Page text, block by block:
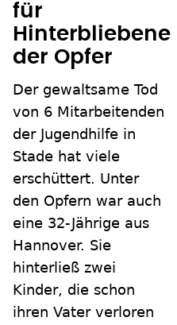
für
Hinterbliebene
der Opfer
Der gewaltsame Tod
von 6 Mitarbeitenden
der Jugendhilfe in
Stade hat viele
erschüttert. Unter
den Opfern war auch
eine 32-Jährige aus
Hannover. Sie
hinterließ zwei
Kinder, die schon
ihren Vater verloren